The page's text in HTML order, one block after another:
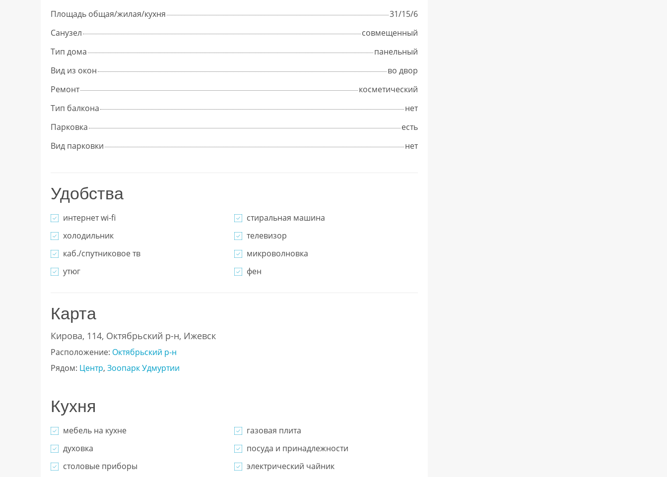
Площадь общая/жилая/кухня
31/15/6
Cанузел
совмещенный
Тип дома
панельный
Вид из окон
во двор
Ремонт
косметический
Тип балкона
нет
Парковка
есть
Вид парковки
нет
Удобства
интернет wi-fi
стиральная машина
холодильник
телевизор
каб./спутниковое тв
микроволновка
утюг
фен
Карта
Кирова, 114, Октябрьский р-н, Ижевск
Расположение: Октябрьский р-н
Рядом: Центр, Зоопарк Удмуртии
Кухня
мебель на кухне
газовая плита
духовка
посуда и принадлежности
столовые приборы
электрический чайник